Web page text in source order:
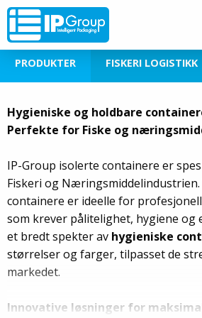
PRODUKTER FISKERI LOGISTIKK
Hygieniske og holdbare
Perfekte for Fiske og
IP-Group isolerte containere er
Fiskeri og
containere er ideelle for
som krever pålitelighet, hygiene og
et bredt spekter av hygieniske
størrelser og farger, tilpasset de
markedet.
Innovative løsninger for